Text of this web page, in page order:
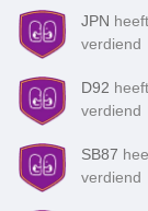
JPN
verdiend
D92
verdiend
SB87
verdiend